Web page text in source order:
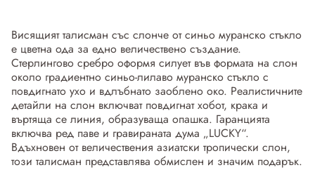
Висящият талисман със слонче от синьо муранско стъкло
е цветна ода за едно величествено създание.
Стерлингово сребро оформя силует във формата на слон
около градиентно синьо-лилаво муранско стъкло с
повдигнато ухо и вдлъбнато заоблено око. Реалистичните
детайли на слон включват повдигнат хобот, крака и
въртяща се линия, образуваща опашка. Гаранцията
включва ред паве и гравираната дума „LUCKY“.
Вдъхновен от величествения азиатски тропически слон,
този талисман представлява обмислен и значим подарък.